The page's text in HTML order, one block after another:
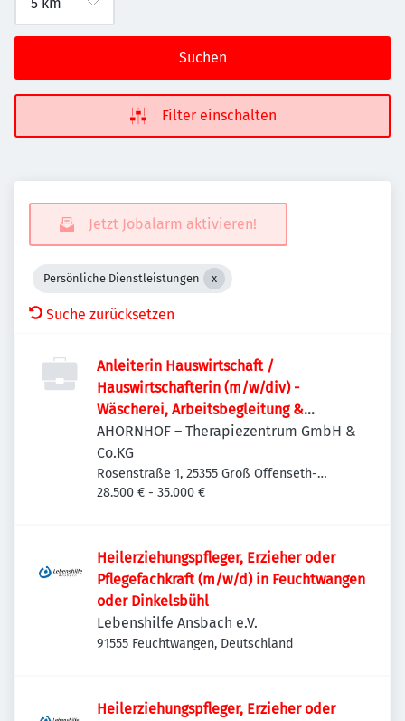
Suchen
Filter einschalten
Jetzt Jobalarm aktivieren!
Persönliche Dienstleistungen
Suche zurücksetzen
Anleiterin Hauswirtschaft /
Hauswirtschafterin (m/w/div) -
Wäscherei, Arbeitsbegleitung &
Koordination
AHORNHOF – Therapiezentrum GmbH &
Co.KG
Rosenstraße 1, 25355 Groß Offenseth-
Aspern, Deutschland
28.500 € - 35.000 €
Heilerziehungspfleger, Erzieher oder
Pflegefachkraft (m/w/d) in Feuchtwangen
oder Dinkelsbühl
Lebenshilfe Ansbach e.V.
91555 Feuchtwangen, Deutschland
Heilerziehungspfleger, Erzieher oder